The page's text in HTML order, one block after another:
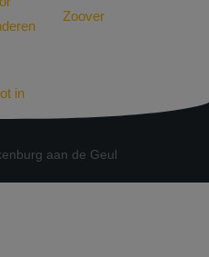
aan de Geul